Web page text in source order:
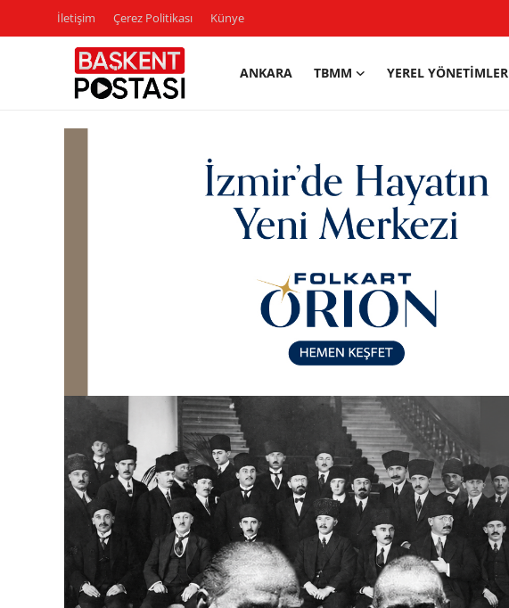
İletişim Çerez Politikası Künye
ANKARA TBMM YEREL YÖNETIMLER
Bakanlıklar
Siyasi Partiler
Mülki İdare
Toplum ve Yaşam
Sivil Toplum Kuruluşları